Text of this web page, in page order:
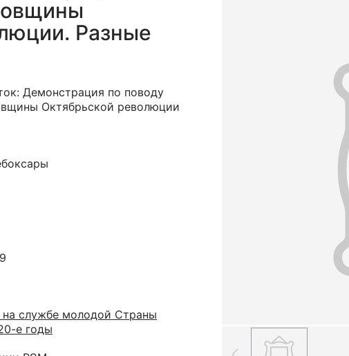
Разные
Демонстрация по поводу
Октябрьской революции
на службе молодой Страны
е годы